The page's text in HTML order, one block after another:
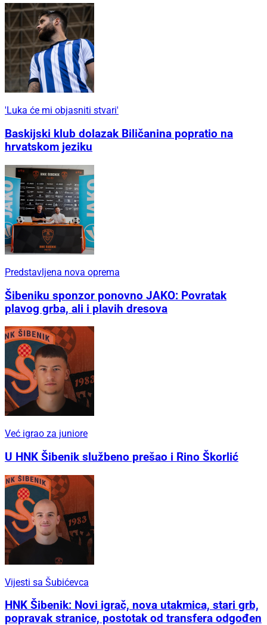
'Luka će mi objasniti stvari'
Baskijski klub dolazak Biličanina popratio na
hrvatskom jeziku
Predstavljena nova oprema
Šibeniku sponzor ponovno JAKO: Povratak
plavog grba, ali i plavih dresova
Već igrao za juniore
U HNK Šibenik službeno prešao i Rino Škorlić
Vijesti sa Šubićevca
HNK Šibenik: Novi igrač, nova utakmica, stari grb,
popravak stranice, postotak od transfera odgođen